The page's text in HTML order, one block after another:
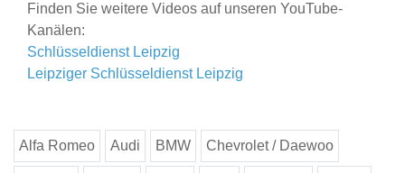
Finden Sie weitere Videos auf unseren YouTube-
Kanälen:
Schlüsseldienst Leipzig
Leipziger Schlüsseldienst Leipzig
Alfa Romeo Audi BMW Chevrolet / Daewoo